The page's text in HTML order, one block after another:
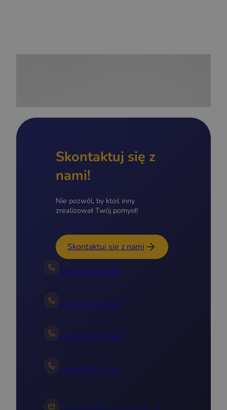
Skontaktuj się z
nami!
Nie pozwól, by ktoś inny
zrealizował Twój pomysł!
Skontaktuj się z nami
+48 535 303 652
+48 539 314 031
+48 576 715 894
+48 690 512 414